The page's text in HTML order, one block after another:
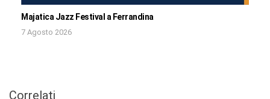
Majatica Jazz Festival a Ferrandina
7 Agosto 2026
Correlati